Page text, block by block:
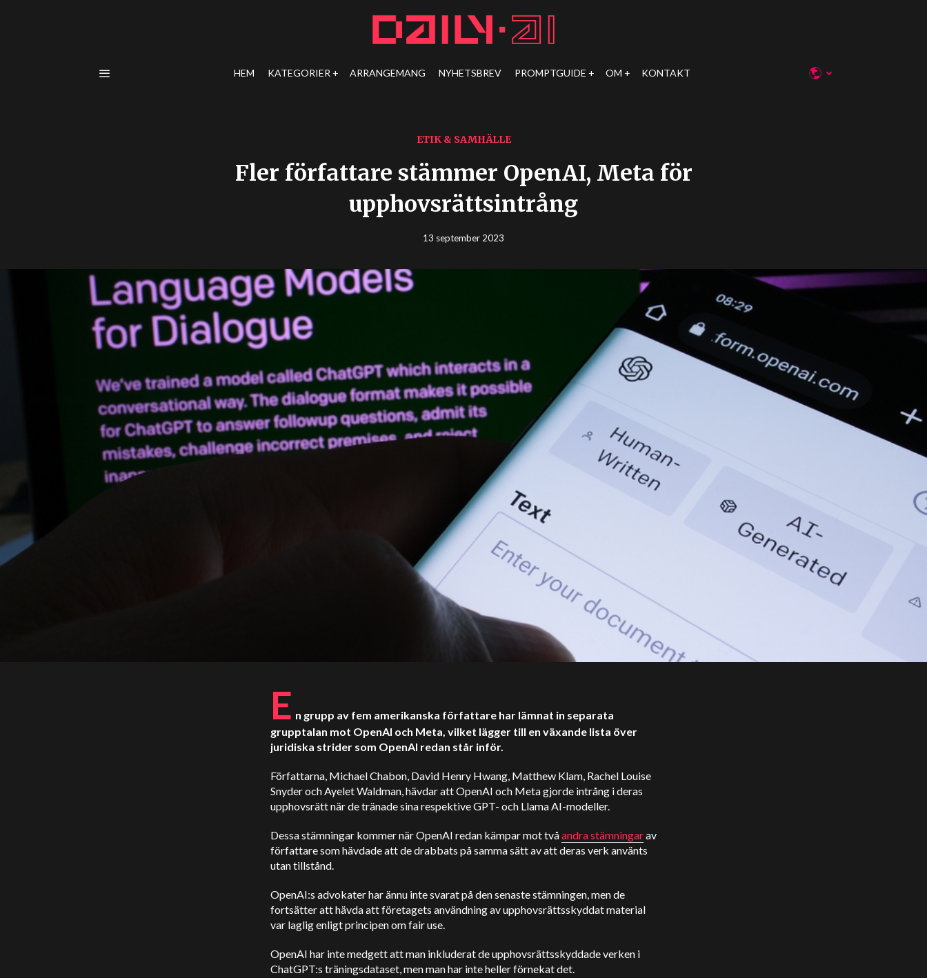
HEM KATEGORIER ARRANGEMANG NYHETSBREV PROMPTGUIDE OM KONTAKT
ETIK & SAMHÄLLE
Fler författare stämmer OpenAI, Meta för
upphovsrättsintrång
13 september 2023
E n grupp av fem amerikanska författare har lämnat in separata
grupptalan mot OpenAI och Meta, vilket lägger till en växande lista över
juridiska strider som OpenAI redan står inför.
Författarna, Michael Chabon, David Henry Hwang, Matthew Klam, Rachel Louise
Snyder och Ayelet Waldman, hävdar att OpenAI och Meta gjorde intrång i deras
upphovsrätt när de tränade sina respektive GPT- och Llama AI-modeller.
Dessa stämningar kommer när OpenAI redan kämpar mot tvåandra stämningarav
författare som hävdade att de drabbats på samma sätt av att deras verk använts
utan tillstånd.
OpenAI:s advokater har ännu inte svarat på den senaste stämningen, men de
fortsätter att hävda att företagets användning av upphovsrättsskyddat material
var laglig enligt principen om fair use.
OpenAI har inte medgett att man inkluderat de upphovsrättsskyddade verken i
ChatGPT:s träningsdataset, men man har inte heller förnekat det.